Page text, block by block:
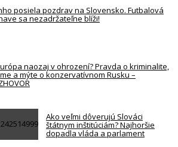
posiela pozdrav na Slovensko. Futbalová
sa nezadržateľne blíži!
naozaj v ohrození? Pravda o kriminalite,
a mýte o konzervatívnom Rusku –
Ako veľmi dôverujú Slováci
štátnym inštitúciám? Najhoršie
dopadla vláda a parlament